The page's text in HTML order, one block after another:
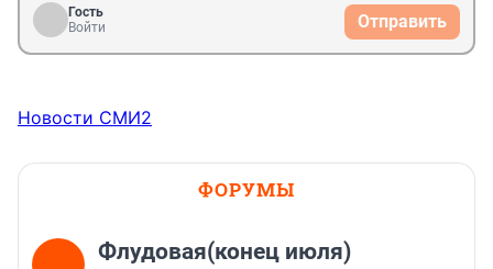
Гость
Войти
Отправить
Новости СМИ2
ФОРУМЫ
Флудовая(конец июля)